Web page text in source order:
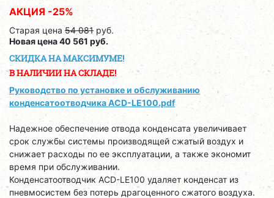
АКЦИЯ -25%
Старая цена 54 081 руб.
Новая цена 40 561 руб.
СКИДКА НА МАКСИМУМЕ!
В НАЛИЧИИ НА СКЛАДЕ!
Руководство по установке и обслуживанию
конденсатоотводчика ACD-LE100.pdf
Надежное обеспечение отвода конденсата увеличивает
срок службы системы производящей сжатый воздух и
снижает расходы по ее эксплуатации, а также экономит
время при обслуживании.
Конденсатоотводчик ACD-LE100 удаляет конденсат из
пневмосистем без потерь драгоценного сжатого воздуха.